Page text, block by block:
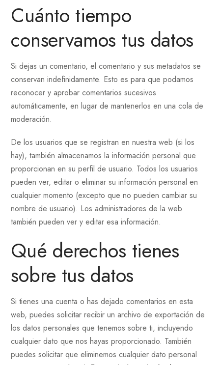
Cuánto tiempo
conservamos tus datos
Si dejas un comentario, el comentario y sus metadatos se
conservan indefinidamente. Esto es para que podamos
reconocer y aprobar comentarios sucesivos
automáticamente, en lugar de mantenerlos en una cola de
moderación.
De los usuarios que se registran en nuestra web (si los
hay), también almacenamos la información personal que
proporcionan en su perfil de usuario. Todos los usuarios
pueden ver, editar o eliminar su información personal en
cualquier momento (excepto que no pueden cambiar su
nombre de usuario). Los administradores de la web
también pueden ver y editar esa información.
Qué derechos tienes
sobre tus datos
Si tienes una cuenta o has dejado comentarios en esta
web, puedes solicitar recibir un archivo de exportación de
los datos personales que tenemos sobre ti, incluyendo
cualquier dato que nos hayas proporcionado. También
puedes solicitar que eliminemos cualquier dato personal